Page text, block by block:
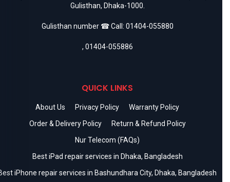
Gulisthan, Dhaka-1000.
Gulisthan number ☎ Call: 01404-055880
, 01404-055886
QUICK LINKS
About Us Privacy Policy
Warranty Policy
Order & Delivery Policy
Return & Refund Policy
Nur Telecom (FAQs)
Best iPad repair services in Dhaka, Bangladesh
iPhone repair services in Bashundhara City, Dhaka, Bangladesh